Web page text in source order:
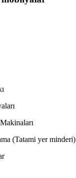
(Tatami yer minderi)